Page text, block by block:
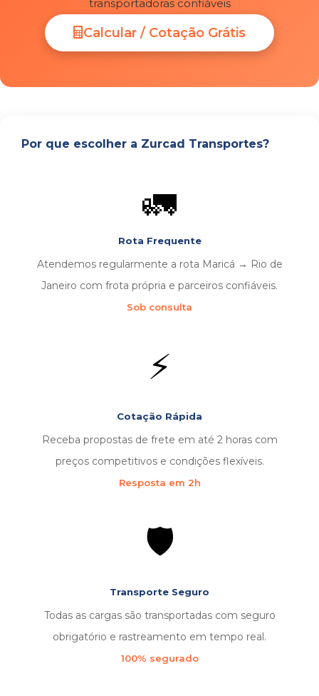
transportadoras confiáveis
Calcular / Cotação Grátis
Por que escolher a Zurcad Transportes?
🚛
Rota Frequente
Atendemos regularmente a rota Maricá → Rio de
Janeiro com frota própria e parceiros confiáveis.
Sob consulta
⚡
Cotação Rápida
Receba propostas de frete em até 2 horas com
preços competitivos e condições flexíveis.
Resposta em 2h
🛡️
Transporte Seguro
Todas as cargas são transportadas com seguro
obrigatório e rastreamento em tempo real.
100% segurado